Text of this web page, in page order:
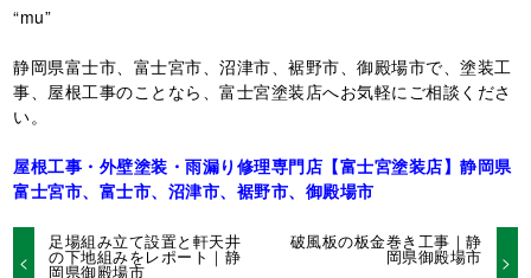
“mu”
静岡県富士市、富士宮市、沼津市、裾野市、御殿場市で、塗装工
事、屋根工事のことなら、富士宮塗装店へお気軽にご相談くださ
い。
屋根工事・外壁塗装・雨漏り修理専門店【富士宮塗装店】静岡県
富士宮市、富士市、沼津市、裾野市、御殿場市
足場組み立て設置と軒天井
の下地組みをレポート｜静
岡県御殿場市
破風板の板金巻き工事｜静
岡県御殿場市